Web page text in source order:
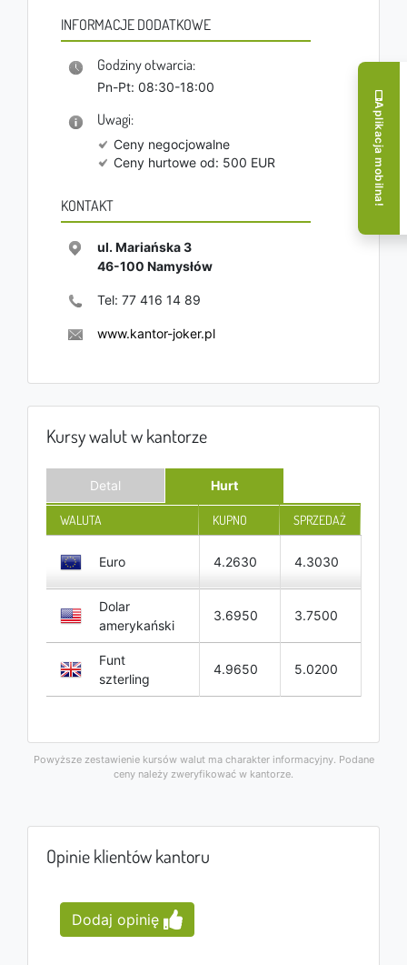
INFORMACJE DODATKOWE
Godziny otwarcia:
Pn-Pt: 08:30-18:00
Uwagi:
Ceny negocjowalne
Ceny hurtowe od: 500 EUR
KONTAKT
ul. Mariańska 3
46-100 Namysłów
Tel: 77 416 14 89
www.kantor-joker.pl
Kursy walut w kantorze
Detal Hurt
WALUTA KUPNO SPRZEDAŻ
Euro 4.2630 4.3030
Dolar
amerykański
3.6950 3.7500
Funt
szterling
4.9650 5.0200
Powyższe zestawienie kursów walut ma charakter informacyjny. Podane
ceny należy zweryfikować w kantorze.
Opinie klientów kantoru
Dodaj opinię
Aplikacja mobilna!